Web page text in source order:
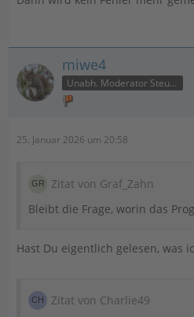
miwe4
Unabh. Moderator Steuer
25. Januar 2026 um 20:58
Zitat von Graf_Zahn
Bleibt die Frage, worin das
Hast Du eigentlich gelesen, was
Zitat von Charlie49